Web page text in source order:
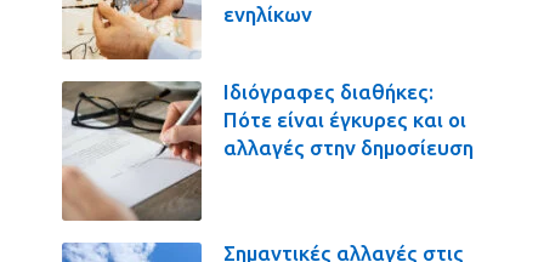
ενηλίκων
Ιδιόγραφες διαθήκες:
Πότε είναι έγκυρες και οι
αλλαγές στην δημοσίευση
Σημαντικές αλλαγές στις